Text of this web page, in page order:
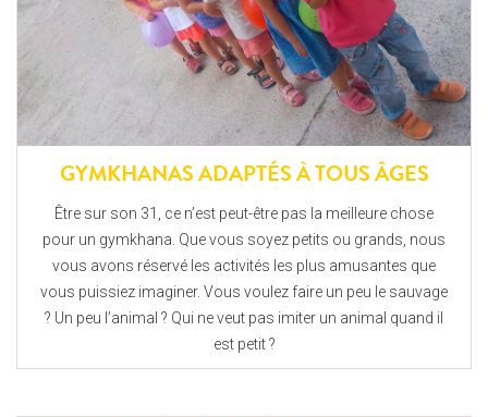
GYMKHANAS ADAPTÉS À TOUS ÂGES
Être sur son 31, ce n’est peut-être pas la meilleure chose
pour un gymkhana. Que vous soyez petits ou grands, nous
vous avons réservé les activités les plus amusantes que
vous puissiez imaginer. Vous voulez faire un peu le sauvage
? Un peu l’animal ? Qui ne veut pas imiter un animal quand il
est petit ?